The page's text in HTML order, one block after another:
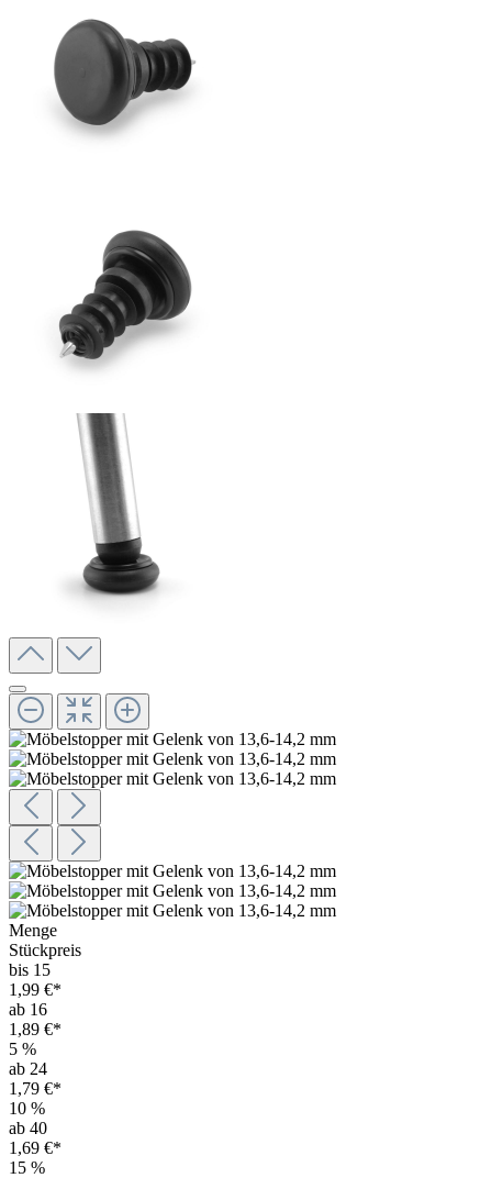
Menge
Stückpreis
bis 15
1,99 €*
ab 16
1,89 €*
5 %
ab 24
1,79 €*
10 %
ab 40
1,69 €*
15 %